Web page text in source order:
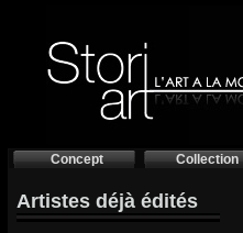
Concept Collection
Artistes déjà édités